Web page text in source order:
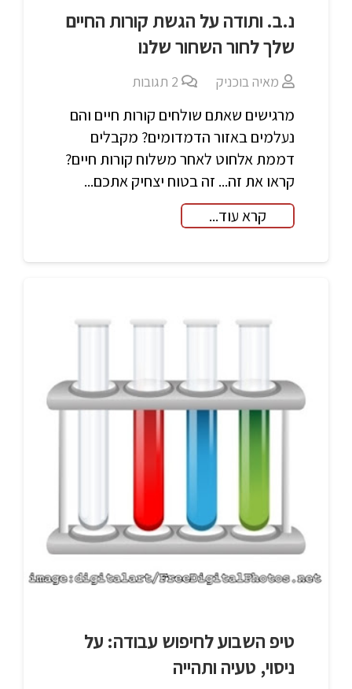
נ.ב. ותודה על הגשת קורות החיים
שלך לחור השחור שלנו
מאיה בוכניק 2 תגובות
מרגישים שאתם שולחים קורות חיים והם
נעלמים באזור הדמדומים? מקבלים
דממת אלחוט לאחר משלוח קורות חיים?
קראו את זה... זה בטוח יצחיק אתכם...
קרא עוד...
טיפ השבוע לחיפוש עבודה: על
ניסוי, טעיה ותהייה